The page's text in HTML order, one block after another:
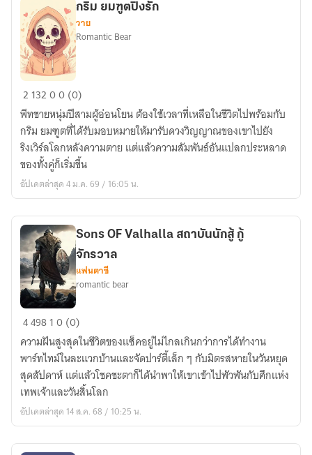
กริม
ยมฑูตปิ๊ง
รัก
กริม ยมฑูตปิ๊งรัก
วาย
Romantic Bear
2 13200 (0)
พีทชายหนุ่มปีสามผู้อ่อนโยน ต้องใช้เวลาที่เหลือในชีวิตไปพร้อมกับ
กริม ยมฑูตที่ได้รับมอบหมายให้มารับดวงวิญญาณของเขาไปยัง
ริงเวิร์ลโลกหลังความตาย แต่แล้วความสัมพันธ์อันแปลกประหลาด
ของทั้งคู่ก็เริ่มขึ้น
อัปเดตล่าสุด 4 ม.ค. 69 / 16:05 น.
Sons
Valhalla
สถาบัน
นัก
สู้
กู้
Sons OF Valhalla สถาบันนักสู้ กู้
จักรวาล
แฟนตาซี
romantic bear
449810 (0)
ความฝันสูงสุดในชีวิตของแซ็คอยู่ไม่ไกลเกินกว่าการได้ทำงาน
พาร์ทไทม์ในละแวกบ้านและจัดปาร์ตี้เล็ก ๆ กับมิตรสหายในวันหยุด
สุดสัปดาห์ แต่แล้วโชคชะตาก็ได้นำพาให้เขาเข้าไปพัวพันกับศึกแห่ง
เทพเจ้าและวันสิ้นโลก
อัปเดตล่าสุด 14 ส.ค. 68 / 10:25 น.